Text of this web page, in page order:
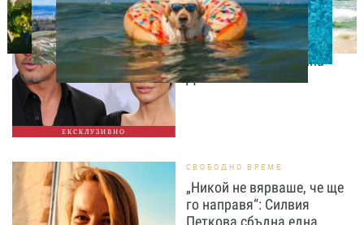
ЕКСКЛУЗИВНО
ИЗВЕСТНИ
Нов удар в битката: Брад
Пит поиска достъп до
тайните на Анджелина
Джоли
СВОБОДНО ВРЕМЕ
„Никой не вярваше, че ще
го направя“: Силвия